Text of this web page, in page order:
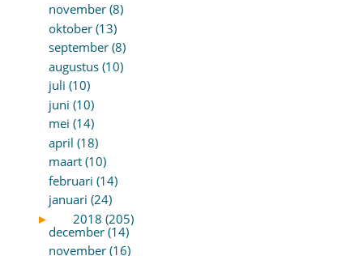
november (8)
oktober (13)
september (8)
augustus (10)
juli (10)
juni (10)
mei (14)
april (18)
maart (10)
februari (14)
januari (24)
►
2018 (205)
december (14)
november (16)